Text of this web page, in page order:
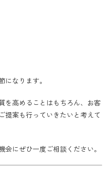
なります。
を高めることはもちろん、お客
提案も行っていきたいと考えて
にぜひ一度ご相談ください。